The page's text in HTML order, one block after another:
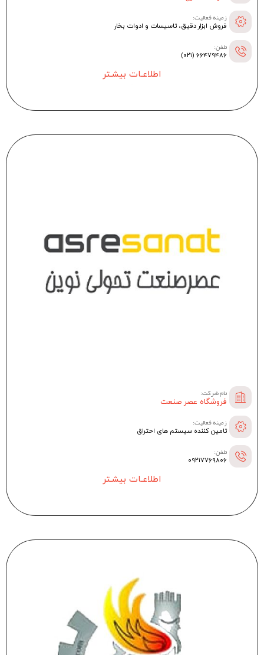
زمینه فعالیت:
فروش ابزار دقیق، تاسیسات و ادوات بخار
تلفن:
۶۶۴۷۹۴۸۶ (۰۲۱)
اطلاعـات بیشـتر
نام شرکت:
فروشگاه عصر صنعت
زمینه فعالیت:
تامین کننده سیستم های احتراق
تلفن:
۰۹۲۱۷۷۶۹۸۰۶
اطلاعـات بیشـتر